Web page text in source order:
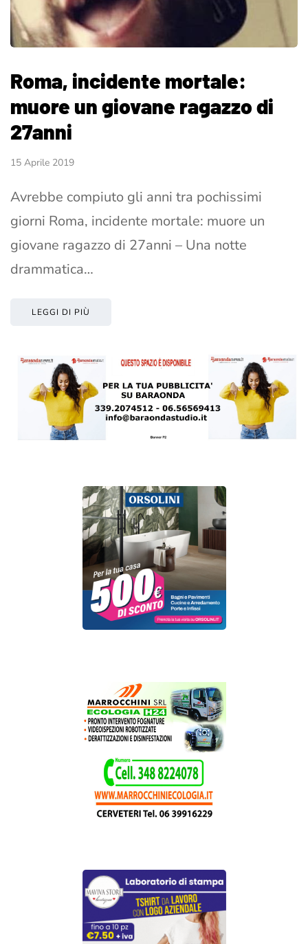
Roma, incidente mortale:
muore un giovane ragazzo di
27anni
15 Aprile 2019
Avrebbe compiuto gli anni tra pochissimi
giorni Roma, incidente mortale: muore un
giovane ragazzo di 27anni – Una notte
drammatica…
LEGGI DI PIÙ